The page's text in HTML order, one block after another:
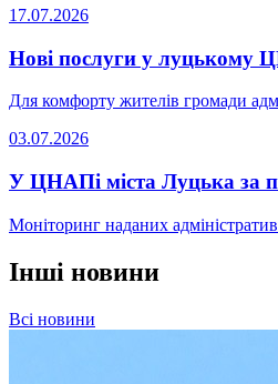
17.07.2026
Нові послуги у луцькому
Для комфорту жителів громади
03.07.2026
У ЦНАПі міста Луцька за
Моніторинг наданих
Інші новини
Всі новини